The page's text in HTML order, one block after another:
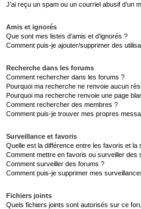
J’ai reçu un spam ou un courriel abusif d’un
Amis et ignorés
Que sont mes listes d’amis et d’ignorés ?
Comment puis-je ajouter/supprimer des
Recherche dans les forums
Comment rechercher dans les forums ?
Pourquoi ma recherche ne renvoie aucun
Pourquoi ma recherche renvoie une page
Comment rechercher des membres ?
Comment puis-je trouver mes propres
Surveillance et favoris
Quelle est la différence entre les favoris et la
Comment mettre en favoris ou surveiller des
Comment surveiller des forums ?
Comment puis-je supprimer mes
Fichiers joints
Quels fichiers joints sont autorisés sur ce